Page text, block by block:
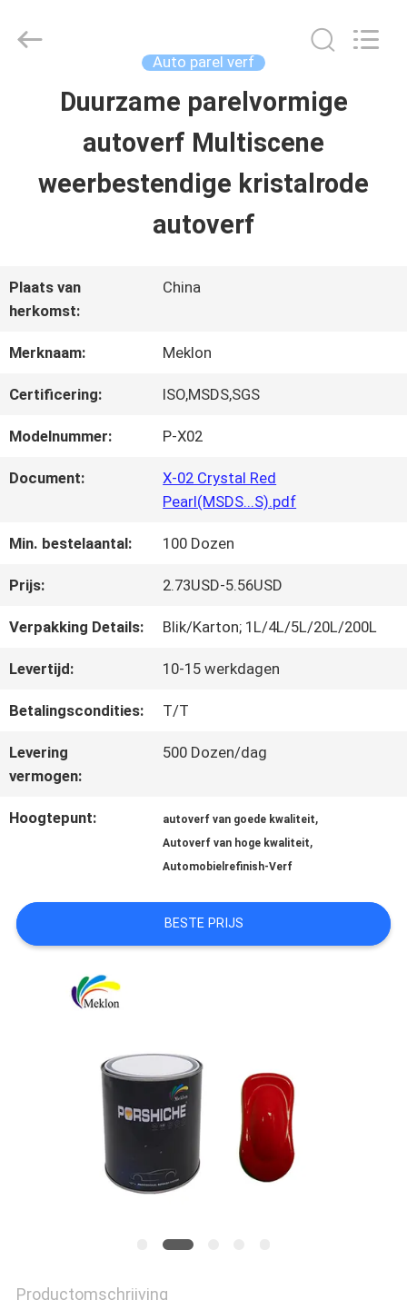
THUIS
PRODUCTEN
OVER
ONS
KWALITEITSCONTROLE
CONTACTEER
ONS
NIEUWS
VRAAG
EEN
OFFERTE
SITEMAP
PRIVACYBELEID
Meklon
Auto parel verf
Duurzame parelvormige
autoverf Multiscene
weerbestendige kristalrode
autoverf
Plaats van
herkomst:
China
Merknaam: Meklon
Certificering: ISO,MSDS,SGS
Modelnummer: P-X02
Document:
X-02 Crystal Red
Pearl(MSDS...S).pdf
Min. bestelaantal: 100 Dozen
Prijs: 2.73USD-5.56USD
Verpakking Details: Blik/Karton; 1L/4L/5L/20L/200L
Levertijd: 10-15 werkdagen
Betalingscondities: T/T
Levering
vermogen:
500 Dozen/dag
Hoogtepunt: autoverf van goede kwaliteit,
Autoverf van hoge kwaliteit,
Automobielrefinish-Verf
BESTE PRIJS
Productomschrijving